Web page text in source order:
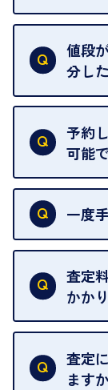
査定額
中古市
わるこ
値段
分し
再販不
がござ
予約
可能
申し訳
おりま
を整え
い。
お急ぎ
可能な
一度
当店は
は基本
せんの
グオフ
契約破
きます。
査定
かか
一切い
だけな
ござい
査定
ますか